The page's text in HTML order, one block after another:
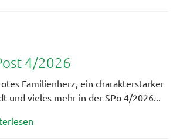
4/2026
Familienherz, ein charakterstarker
und vieles mehr in der SPo 4/2026...